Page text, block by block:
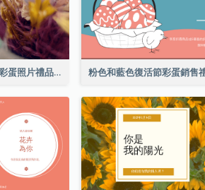
紫色優雅復活節彩蛋照片禮品卡